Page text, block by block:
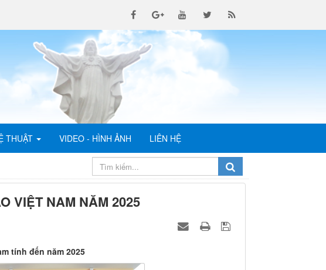
THUẬT VIDEO - HÌNH ẢNH LIÊN HỆ
VIỆT NAM NĂM 2025
tính đến năm 2025